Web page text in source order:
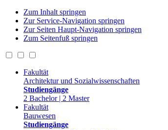
Zum Inhalt springen
Zur Service-Navigation springen
Zur Seiten Haupt-Navigation springen
Zum Seitenfuß springen
Fakultät
Architektur und Sozialwissenschaften
Studiengänge
2 Bachelor | 2 Master
Fakultät
Bauwesen
Studiengänge